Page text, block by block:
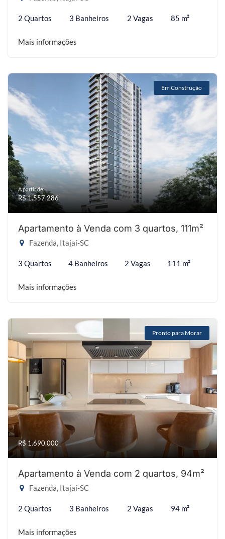
2 Quartos 3 Banheiros 2 Vagas 85 m²
Mais informações
Em Construção
A partir de:
R$ 1.557.286
Apartamento à Venda com 3 quartos, 111m²
Fazenda, Itajaí-SC
3 Quartos 4 Banheiros 2 Vagas 111 m²
Mais informações
Pronto para Morar
R$ 1.690.000
Apartamento à Venda com 2 quartos, 94m²
Fazenda, Itajaí-SC
2 Quartos 3 Banheiros 2 Vagas 94 m²
Mais informações